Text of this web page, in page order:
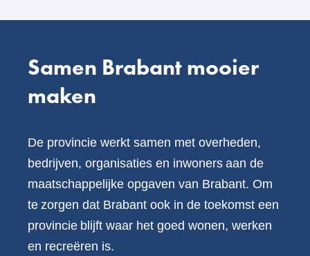
Samen Brabant mooier
maken
De provincie werkt samen met overheden,
bedrijven, organisaties en inwoners aan de
maatschappelijke opgaven van Brabant. Om
te zorgen dat Brabant ook in de toekomst een
provincie blijft waar het goed wonen, werken
en recreëren is.